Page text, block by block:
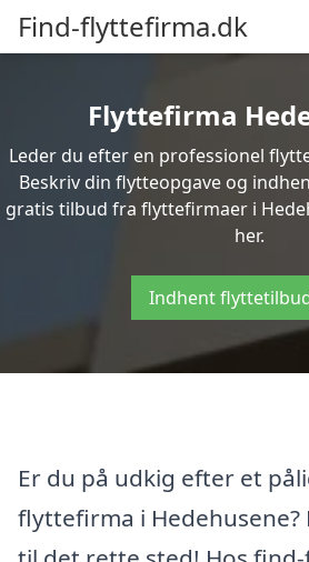
Find-flyttefirma.dk
Flyttefirma
Leder du efter en professionel
Beskriv din flytteopgave og
gratis tilbud fra flyttefirmaer i
her.
Indhent
Er du på udkig efter et
flyttefirma i Hedehusene?